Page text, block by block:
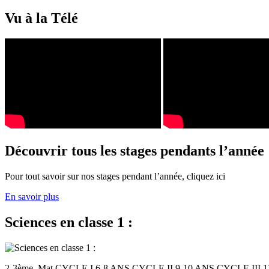
Vu à la Télé
Découvrir tous les stages pendants l’année
Pour tout savoir sur nos stages pendant l’année, cliquez ici
En savoir plus
Sciences en classe 1 :